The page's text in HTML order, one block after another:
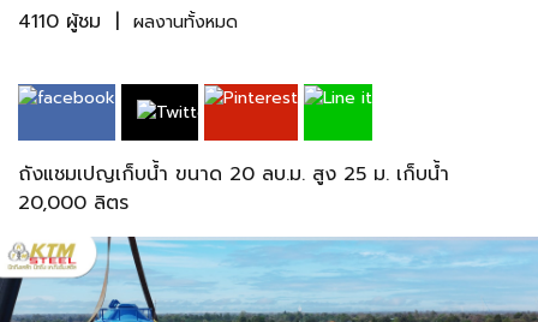
4110 ผู้ชม | ผลงานทั้งหมด
ถังแชมเปญเก็บน้ำ ขนาด 20 ลบ.ม. สูง 25 ม. เก็บน้ำ
20,000 ลิตร